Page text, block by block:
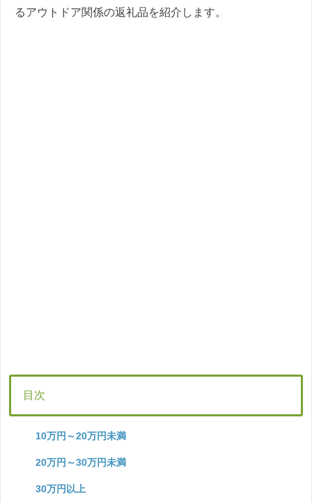
るアウトドア関係の返礼品を紹介します。
目次
10万円～20万円未満
20万円～30万円未満
30万円以上